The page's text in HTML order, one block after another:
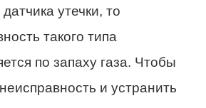
утечки, то
такого типа
по запаху газа. Чтобы
и устранить